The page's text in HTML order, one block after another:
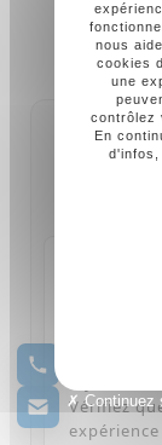
01 30 09 89
FAQ -
pour la
Vérifiez
nous
cookies
une
contrôlez
En
d'infos,
Continuez